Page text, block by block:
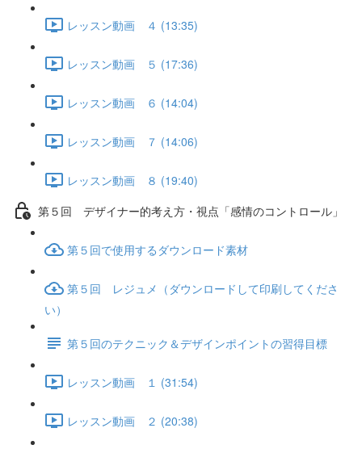
レッスン動画 ４ (13:35)
レッスン動画 ５ (17:36)
レッスン動画 ６ (14:04)
レッスン動画 ７ (14:06)
レッスン動画 ８ (19:40)
第５回 デザイナー的考え方・視点「感情のコントロール」
第５回で使用するダウンロード素材
第５回 レジュメ（ダウンロードして印刷してくださ
い）
第５回のテクニック＆デザインポイントの習得目標
レッスン動画 １ (31:54)
レッスン動画 ２ (20:38)